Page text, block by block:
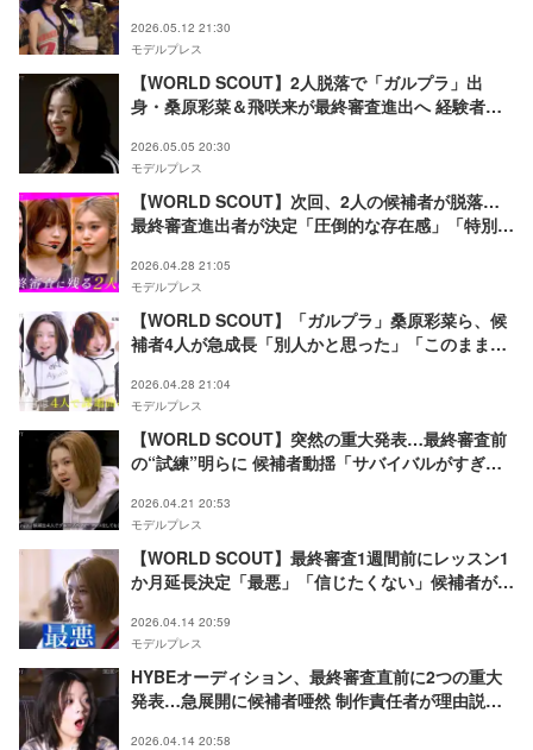
い」【WORLD SCOUT】
2026.05.12 21:30
モデルプレス
【WORLD SCOUT】2人脱落で「ガルプラ」出
身・桑原彩菜＆飛咲来が最終審査進出へ 経験者と
る
2026.05.05 20:30
モデルプレス
【WORLD SCOUT】次回、2人の候補者が脱落…
最終審査進出者が決定「圧倒的な存在感」「特別な
2026.04.28 21:05
モデルプレス
【WORLD SCOUT】「ガルプラ」桑原彩菜ら、候
補者4人が急成長「別人かと思った」「このままデ
声相次ぐ
2026.04.28 21:04
モデルプレス
【WORLD SCOUT】突然の重大発表…最終審査前
の“試練”明らに 候補者動揺「サバイバルがすぎま
2026.04.21 20:53
モデルプレス
【WORLD SCOUT】最終審査1週間前にレッスン1
か月延長決定「最悪」「信じたくない」候補者が本
2026.04.14 20:59
モデルプレス
HYBEオーディション、最終審査直前に2つの重大
発表…急展開に候補者唖然 制作責任者が理由説明
2026.04.14 20:58